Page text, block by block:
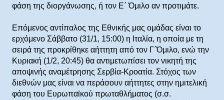
φάση της διοργάνωσης, ή τον Ε΄ Όμιλο αν προτιμάτε.
Επόμενος αντίπαλος της Εθνικής μας ομάδας είναι το
ερχόμενο Σάββατο (31/1, 15:00) η Ιταλία, η οποία με τη
σειρά της προκρίθηκε αήττητη από τον Γ΄Όμιλο, ενώ την
Κυριακή (1/2, 20:45) θα αντιμετωπίσει τον νικητή της
αποψινής αναμέτρησης Σερβία-Κροατία. Στόχος των
διεθνών μας είναι να περάσουν αήττητες στην ημιτελική
φάση του Ευρωπαϊκού πρωταθλήματος (σ.σ.